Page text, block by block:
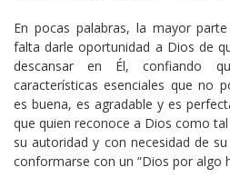
En pocas palabras, la mayor
falta darle oportunidad a Dios de
descansar en Él, confiando
características esenciales que no
es buena, es agradable y es
que quien reconoce a Dios como
su autoridad y con necesidad de
conformarse con un “Dios por algo